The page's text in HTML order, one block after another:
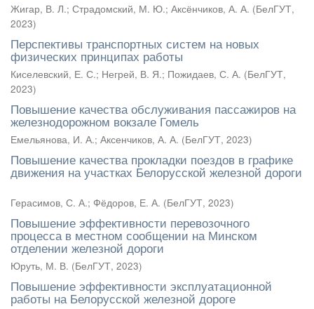
Жигар, В. Л.; Страдомский, М. Ю.; Аксёнчиков, А. А. (БелГУТ,
2023)
Перспективы транспортных систем на новых
физических принципах работы
Киселевский, Е. С.; Негрей, В. Я.; Пожидаев, С. А. (БелГУТ,
2023)
Повышение качества обслуживания пассажиров на
железнодорожном вокзале Гомель
Емельянова, И. А.; Аксенчиков, А. А. (БелГУТ, 2023)
Повышение качества прокладки поездов в графике
движения на участках Белорусской железной дороги
Герасимов, С. А.; Фёдоров, Е. А. (БелГУТ, 2023)
Повышение эффективности перевозочного
процесса в местном сообщении на Минском
отделении железной дороги
Юруть, М. В. (БелГУТ, 2023)
Повышение эффективности эксплуатационной
работы на Белорусской железной дороге